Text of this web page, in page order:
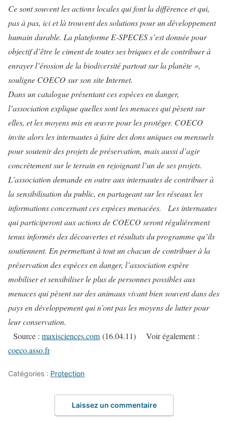
Ce sont souvent les actions locales qui font la différence et qui,
pas à pas, ici et là trouvent des solutions pour un développement
humain durable. La plateforme E-SPECES s’est donnée pour
objectif d’être le ciment de toutes ses briques et de contribuer à
enrayer l’érosion de la biodiversité partout sur la planète »,
souligne COECO sur son site Internet.
Dans un catalogue présentant ces espèces en danger,
l’association explique quelles sont les menaces qui pèsent sur
elles, et les moyens mis en œuvre pour les protéger. COECO
invite alors les internautes à faire des dons uniques ou mensuels
pour soutenir des projets de préservation, mais aussi d’agir
concrètement sur le terrain en rejoignant l’un de ses projets.
L’association demande en outre aux internautes de contribuer à
la sensibilisation du public, en partageant sur les réseaux les
informations concernant ces espèces menacées.
Les internautes
qui participeront aux actions de COECO seront régulièrement
tenus informés des découvertes et résultats du programme qu’ils
soutiennent. En permettant à tout un chacun de contribuer à la
préservation des espèces en danger, l’association espère
mobiliser et sensibiliser le plus de personnes possibles aux
menaces qui pèsent sur des animaux vivant bien souvent dans des
pays en développement qui n’ont pas les moyens de lutter pour
leur conservation.
Source : maxisciences.com (16.04.11) Voir également :
coeco.asso.fr
Catégories : Protection
Laissez un commentaire